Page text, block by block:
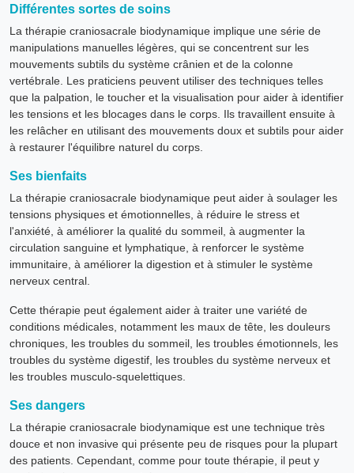
Différentes sortes de soins
La thérapie craniosacrale biodynamique implique une série de
manipulations manuelles légères, qui se concentrent sur les
mouvements subtils du système crânien et de la colonne
vertébrale. Les praticiens peuvent utiliser des techniques telles
que la palpation, le toucher et la visualisation pour aider à identifier
les tensions et les blocages dans le corps. Ils travaillent ensuite à
les relâcher en utilisant des mouvements doux et subtils pour aider
à restaurer l'équilibre naturel du corps.
Ses bienfaits
La thérapie craniosacrale biodynamique peut aider à soulager les
tensions physiques et émotionnelles, à réduire le stress et
l'anxiété, à améliorer la qualité du sommeil, à augmenter la
circulation sanguine et lymphatique, à renforcer le système
immunitaire, à améliorer la digestion et à stimuler le système
nerveux central.
Cette thérapie peut également aider à traiter une variété de
conditions médicales, notamment les maux de tête, les douleurs
chroniques, les troubles du sommeil, les troubles émotionnels, les
troubles du système digestif, les troubles du système nerveux et
les troubles musculo-squelettiques.
Ses dangers
La thérapie craniosacrale biodynamique est une technique très
douce et non invasive qui présente peu de risques pour la plupart
des patients. Cependant, comme pour toute thérapie, il peut y